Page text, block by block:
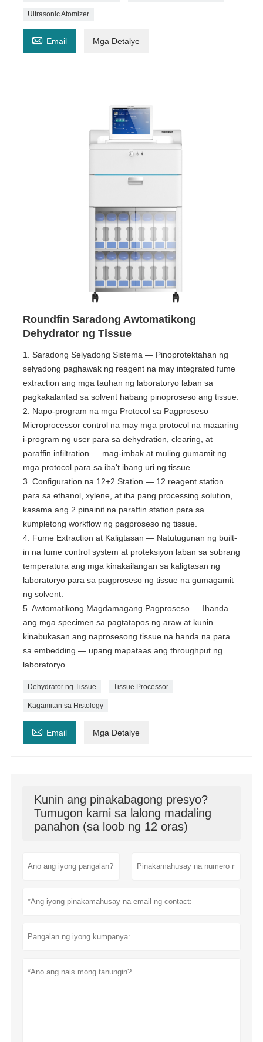
Ultrasonic Atomizer
 Email Mga Detalye
Roundfin Saradong Awtomatikong
Dehydrator ng Tissue
1. Saradong Selyadong Sistema — Pinoprotektahan ng
selyadong paghawak ng reagent na may integrated fume
extraction ang mga tauhan ng laboratoryo laban sa
pagkakalantad sa solvent habang pinoproseso ang tissue.
2. Napo-program na mga Protocol sa Pagproseso —
Microprocessor control na may mga protocol na maaaring
i-program ng user para sa dehydration, clearing, at
paraffin infiltration — mag-imbak at muling gumamit ng
mga protocol para sa iba't ibang uri ng tissue.
3. Configuration na 12+2 Station — 12 reagent station
para sa ethanol, xylene, at iba pang processing solution,
kasama ang 2 pinainit na paraffin station para sa
kumpletong workflow ng pagproseso ng tissue.
4. Fume Extraction at Kaligtasan — Natutugunan ng built-
in na fume control system at proteksiyon laban sa sobrang
temperatura ang mga kinakailangan sa kaligtasan ng
laboratoryo para sa pagproseso ng tissue na gumagamit
ng solvent.
5. Awtomatikong Magdamagang Pagproseso — Ihanda
ang mga specimen sa pagtatapos ng araw at kunin
kinabukasan ang naprosesong tissue na handa na para
sa embedding — upang mapataas ang throughput ng
laboratoryo.
Dehydrator ng Tissue Tissue Processor
Kagamitan sa Histology
 Email Mga Detalye
Kunin ang pinakabagong presyo?
Tumugon kami sa lalong madaling
panahon (sa loob ng 12 oras)